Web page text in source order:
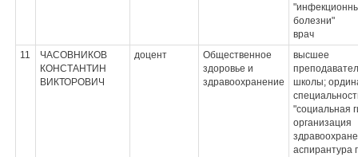
болезни"
врач
11
ЧАСОВНИКОВ
КОНСТАНТИН
ВИКТОРОВИЧ
доцент
Общественное
здоровье и
здравоохранение
высшее
школы;
"социальная
организация
аспирантура